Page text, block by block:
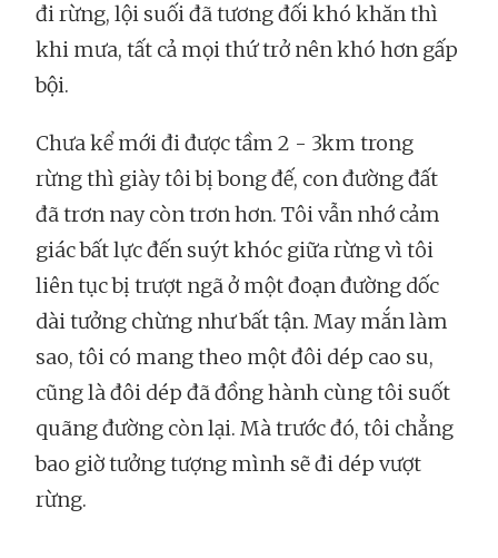
đi rừng, lội suối đã tương đối khó khăn thì
khi mưa, tất cả mọi thứ trở nên khó hơn gấp
bội.
Chưa kể mới đi được tầm 2 - 3km trong
rừng thì giày tôi bị bong đế, con đường đất
đã trơn nay còn trơn hơn. Tôi vẫn nhớ cảm
giác bất lực đến suýt khóc giữa rừng vì tôi
liên tục bị trượt ngã ở một đoạn đường dốc
dài tưởng chừng như bất tận. May mắn làm
sao, tôi có mang theo một đôi dép cao su,
cũng là đôi dép đã đồng hành cùng tôi suốt
quãng đường còn lại. Mà trước đó, tôi chẳng
bao giờ tưởng tượng mình sẽ đi dép vượt
rừng.